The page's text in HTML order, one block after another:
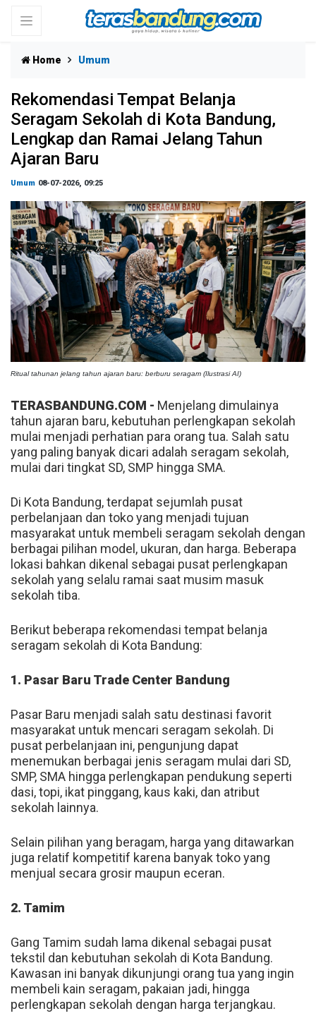
Home Umum
Rekomendasi Tempat Belanja
Seragam Sekolah di Kota Bandung,
Lengkap dan Ramai Jelang Tahun
Ajaran Baru
Umum 08-07-2026, 09:25
Ritual tahunan jelang tahun ajaran baru: berburu seragam (Ilustrasi AI)
TERASBANDUNG.COM - Menjelang dimulainya
tahun ajaran baru, kebutuhan perlengkapan sekolah
mulai menjadi perhatian para orang tua. Salah satu
yang paling banyak dicari adalah seragam sekolah,
mulai dari tingkat SD, SMP hingga SMA.
Di Kota Bandung, terdapat sejumlah pusat
perbelanjaan dan toko yang menjadi tujuan
masyarakat untuk membeli seragam sekolah dengan
berbagai pilihan model, ukuran, dan harga. Beberapa
lokasi bahkan dikenal sebagai pusat perlengkapan
sekolah yang selalu ramai saat musim masuk
sekolah tiba.
Berikut beberapa rekomendasi tempat belanja
seragam sekolah di Kota Bandung:
1. Pasar Baru Trade Center Bandung
Pasar Baru menjadi salah satu destinasi favorit
masyarakat untuk mencari seragam sekolah. Di
pusat perbelanjaan ini, pengunjung dapat
menemukan berbagai jenis seragam mulai dari SD,
SMP, SMA hingga perlengkapan pendukung seperti
dasi, topi, ikat pinggang, kaus kaki, dan atribut
sekolah lainnya.
Selain pilihan yang beragam, harga yang ditawarkan
juga relatif kompetitif karena banyak toko yang
menjual secara grosir maupun eceran.
2. Tamim
Gang Tamim sudah lama dikenal sebagai pusat
tekstil dan kebutuhan sekolah di Kota Bandung.
Kawasan ini banyak dikunjungi orang tua yang ingin
membeli kain seragam, pakaian jadi, hingga
perlengkapan sekolah dengan harga terjangkau.